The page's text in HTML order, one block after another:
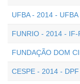
UFBA - 2014 -
FUNRIO - 2014 -
FUNDAÇÃO DOM
CESPE - 2014 -